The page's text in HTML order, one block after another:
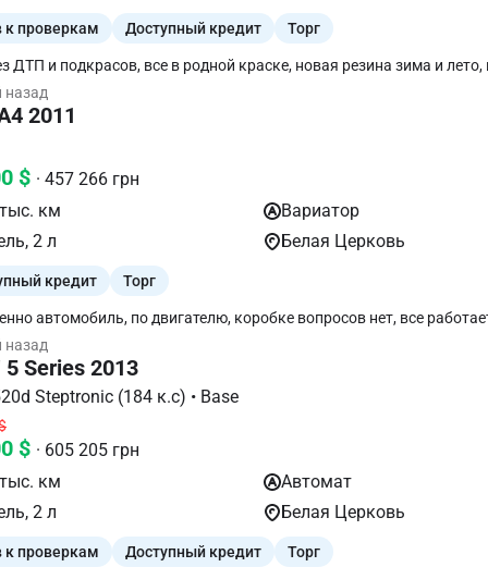
к проверкам Доступный кредит Торг
ДТП и подкрасов, все в родной краске, новая резина зима и лето,
Я 2 ВЛАДЕЛЕЦ, авто из салона, сигнализация StarLine +
по телефону, МАЙДАНЧИКИ НЕ БЕСПОКОИТЬ!!!!!
назад
2011
$ · 457 266 грн
км
Вариатор
2 л
Белая Церковь
кредит Торг
автомобиль, по двигателю, коробке вопросов нет, все
автомобиль экономичный, расход топлива трасса 5.5-6,
2л дизель, все расходники менялись вовремя.
назад
5 Series 2013
F10 • 520d Steptronic (184 к.с) • Base
$ · 605 205 грн
км
Автомат
2 л
Белая Церковь
к проверкам Доступный кредит Торг